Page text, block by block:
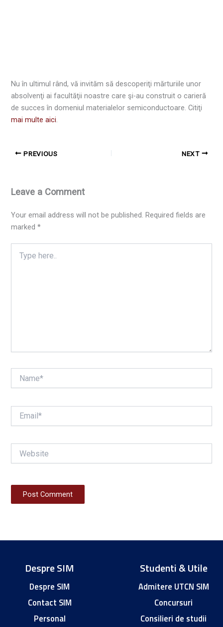
Nu în ultimul rând, vă invităm să descoperiţi mărturiile unor
absolvenţi ai facultăţii noastre care şi-au construit o carieră
de succes în domeniul materialelor semiconductoare. Citiţi
mai multe aici
PREVIOUS NEXT
Leave a Comment
Your email address will not be published. Required fields are
marked*
here..
Despre SIM
Despre SIM
Contact SIM
Personal
Studenti & Utile
Admitere UTCN SIM
Concursuri
Consilieri de studii